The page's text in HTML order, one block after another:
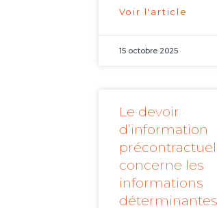
Voir l'article
15 octobre 2025
Le devoir
d’information
concerne les
informations